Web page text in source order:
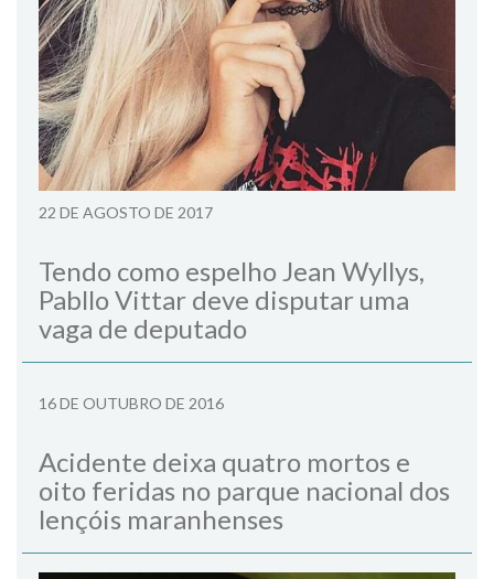
22 DE AGOSTO DE 2017
Tendo como espelho Jean Wyllys,
Pabllo Vittar deve disputar uma
vaga de deputado
16 DE OUTUBRO DE 2016
Acidente deixa quatro mortos e
oito feridas no parque nacional dos
lençóis maranhenses